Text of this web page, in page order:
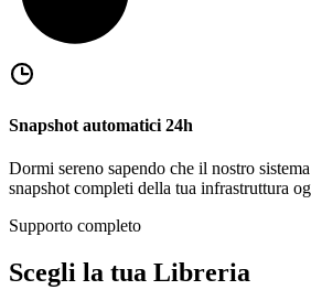
Snapshot automatici 24h
Dormi sereno sapendo che il nostro
snapshot completi della tua infrastruttura
Supporto completo
Scegli la tua Libreria